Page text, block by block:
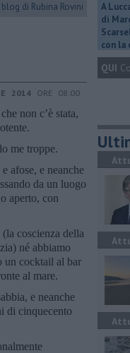
di Rubina Rovini
2014 ORE 08:00
non c’è stata,
me troppe.
afose, e neanche
da un luogo
aperto, con
coscienza della
né abbiamo
un cocktail al bar
al mare.
e neanche
di cinquecento
A
di
con la
QUI